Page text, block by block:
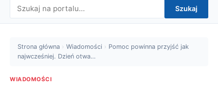
Szukaj
Strona główna › Wiadomości › Pomoc powinna przyjść jak
najwcześniej. Dzień otwa…
WIADOMOŚCI